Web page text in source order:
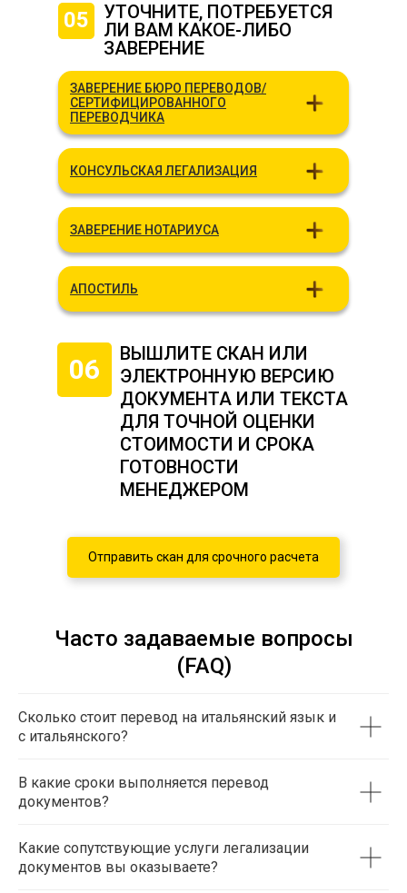
УТОЧНИТЕ, ПОТРЕБУЕТСЯ
ЛИ ВАМ КАКОЕ-ЛИБО
ЗАВЕРЕНИЕ
05
ЗАВЕРЕНИЕ НОТАРИУСА
ЗАВЕРЕНИЕ БЮРО ПЕРЕВОДОВ/
СЕРТИФИЦИРОВАННОГО
ПЕРЕВОДЧИКА
АПОСТИЛЬ
КОНСУЛЬСКАЯ ЛЕГАЛИЗАЦИЯ
ВЫШЛИТЕ СКАН ИЛИ
ЭЛЕКТРОННУЮ ВЕРСИЮ
ДОКУМЕНТА ИЛИ ТЕКСТА
ДЛЯ ТОЧНОЙ ОЦЕНКИ
СТОИМОСТИ И СРОКА
ГОТОВНОСТИ
МЕНЕДЖЕРОМ
06
Отправить скан для срочного расчета
Часто задаваемые вопросы
(FAQ)
Сколько стоит перевод на итальянский язык и
с итальянского?
В какие сроки выполняется перевод
документов?
Какие сопутствующие услуги легализации
документов вы оказываете?